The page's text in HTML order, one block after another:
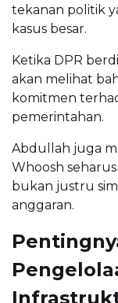
tekanan politik
kasus besar.
Ketika DPR
akan melihat
komitmen
pemerintahan.
Abdullah juga
Whoosh
bukan justru
anggaran.